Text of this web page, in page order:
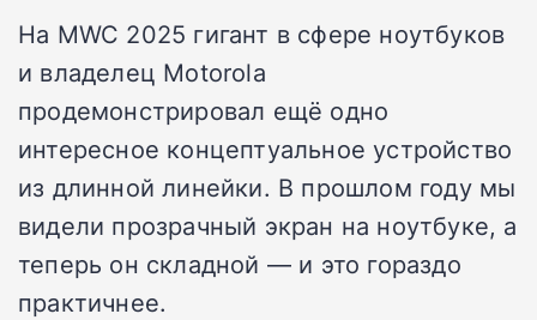
На MWC 2025 гигант в сфере ноутбуков
и владелец Motorola
продемонстрировал ещё одно
интересное концептуальное устройство
из длинной линейки. В прошлом году мы
видели прозрачный экран на ноутбуке, а
теперь он складной — и это гораздо
практичнее.